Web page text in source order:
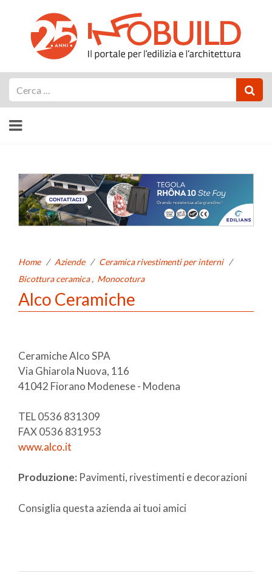
Home / Aziende / Ceramica rivestimenti per interni /
Bicottura ceramica, Monocotura
Alco Ceramiche
Ceramiche Alco SPA
Via Ghiarola Nuova, 116
41042 Fiorano Modenese - Modena
TEL 0536 831309
FAX 0536 831953
www.alco.it
Produzione: Pavimenti, rivestimenti e decorazioni
Consiglia questa azienda ai tuoi amici